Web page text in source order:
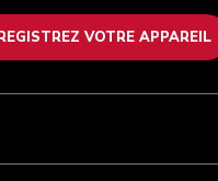
VOTRE APPAREIL
de vente